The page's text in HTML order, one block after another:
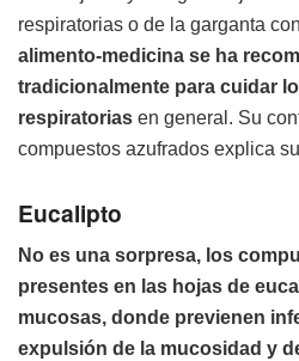
respiratorias o de la garganta
alimento-medicina se ha
tradicionalmente para cuidar
respiratorias en general. Su
compuestos azufrados explica
Eucalipto
No es una sorpresa, los
presentes en las hojas de
mucosas, donde previenen
expulsión de la mucosidad y